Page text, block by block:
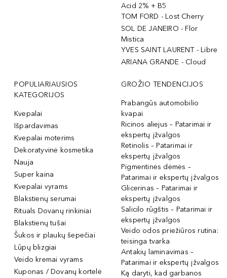
Acid 2% + B5
TOM FORD - Lost Cherry
SOL DE JANEIRO - Flor
Mistica
YVES SAINT LAURENT - Libre
ARIANA GRANDE - Cloud
POPULIARIAUSIOS
KATEGORIJOS
Kvepalai
Išpardavimas
Kvepalai moterims
Dekoratyvinė kosmetika
Nauja
Super kaina
Kvepalai vyrams
Blakstienų serumai
Rituals Dovanų rinkiniai
Blakstienų tušai
Šukos ir plaukų šepečiai
Lūpų blizgiai
Veido kremai vyrams
Kuponas / Dovanų kortelė
GROŽIO TENDENCIJOS
Prabangūs automobilio
kvapai
Ricinos aliejus – Patarimai ir
ekspertų įžvalgos
Retinolis – Patarimai ir
ekspertų įžvalgos
Pigmentinės dėmės –
Patarimai ir ekspertų įžvalgos
Glicerinas – Patarimai ir
ekspertų įžvalgos
Salicilo rūgštis – Patarimai ir
ekspertų įžvalgos
Veido odos priežiūros rutina:
teisinga tvarka
Antakių laminavimas –
Patarimai ir ekspertų įžvalgos
Ką daryti, kad garbanos